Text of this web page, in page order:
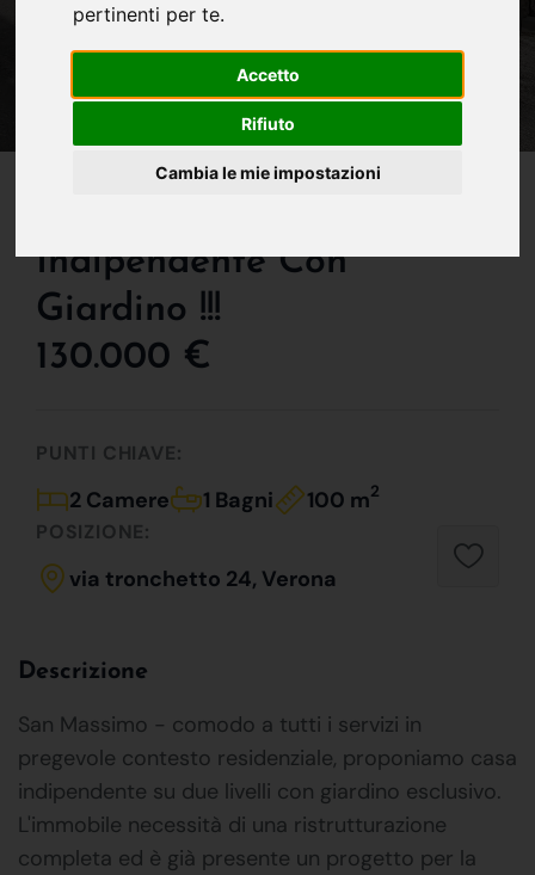
pertinenti per te.
Accetto
Rifiuto
Cambia le mie impostazioni
Indipendente Con
Giardino !!!
130.000 €
PUNTI CHIAVE:
2 Camere 1 Bagni 100 m2
POSIZIONE:
via tronchetto 24, Verona
Descrizione
San Massimo - comodo a tutti i servizi in
pregevole contesto residenziale, proponiamo casa
indipendente su due livelli con giardino esclusivo.
L'immobile necessità di una ristrutturazione
completa ed è già presente un progetto per la